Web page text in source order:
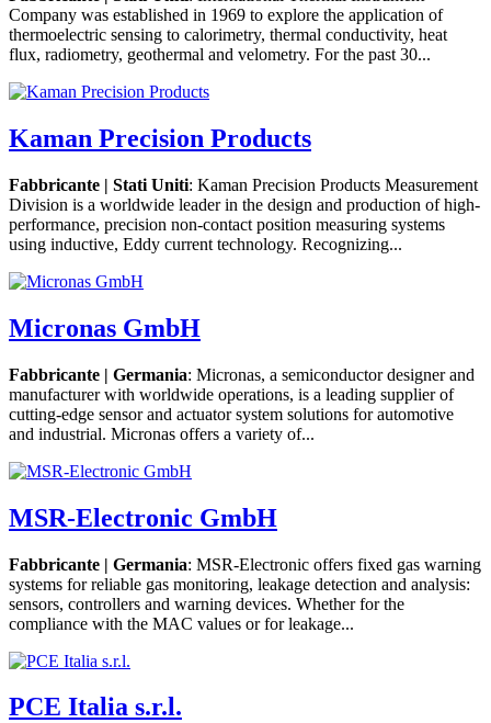
Company was established in 1969 to explore the application of
thermoelectric sensing to calorimetry, thermal conductivity, heat
flux, radiometry, geothermal and velometry. For the past 30...
Kaman Precision Products
Fabbricante | Stati Uniti: Kaman Precision Products Measurement
Division is a worldwide leader in the design and production of high-
performance, precision non-contact position measuring systems
using inductive, Eddy current technology. Recognizing...
Micronas GmbH
Fabbricante | Germania: Micronas, a semiconductor designer and
manufacturer with worldwide operations, is a leading supplier of
cutting-edge sensor and actuator system solutions for automotive
and industrial. Micronas offers a variety of...
MSR-Electronic GmbH
Fabbricante | Germania: MSR-Electronic offers fixed gas warning
systems for reliable gas monitoring, leakage detection and analysis:
sensors, controllers and warning devices. Whether for the
compliance with the MAC values or for leakage...
PCE Italia s.r.l.